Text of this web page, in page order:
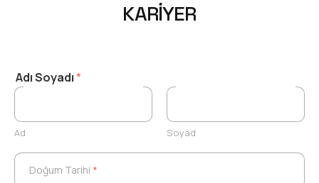
KARİYER
Adı Soyadı*
Ad Soyad
Doğum Tarihi *